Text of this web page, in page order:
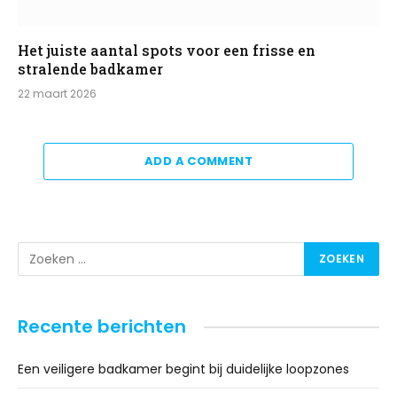
Het juiste aantal spots voor een frisse en
stralende badkamer
22 maart 2026
ADD A COMMENT
Recente berichten
Een veiligere badkamer begint bij duidelijke loopzones